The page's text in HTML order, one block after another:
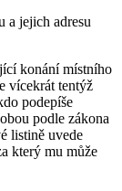
a jejich adresu
konání místního
vícekrát tentýž
podepíše
podle zákona
listině uvede
který mu může